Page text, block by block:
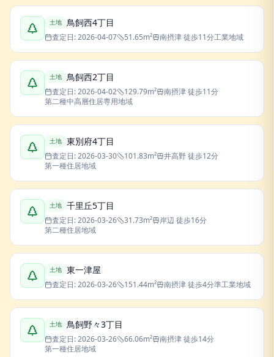
土地 鳥飼西4丁目
査定日:2026-04-07 51.65m² 南摂津徒歩11分工業地域
土地 鳥飼西2丁目
査定日:2026-04-02 129.79m² 南摂津徒歩11分
第二種中高層住居専用地域
土地 東別府4丁目
査定日:2026-03-30 101.83m² 井高野徒歩12分
第一種住居地域
土地 千里丘5丁目
査定日:2026-03-26 31.73m² 岸辺 徒歩16分
第二種住居地域
土地 東一津屋
査定日:2026-03-26 151.44m² 南摂津徒歩4分準工業地域
土地 鳥飼野々3丁目
査定日:2026-03-26 66.06m² 南摂津徒歩14分
第一種住居地域